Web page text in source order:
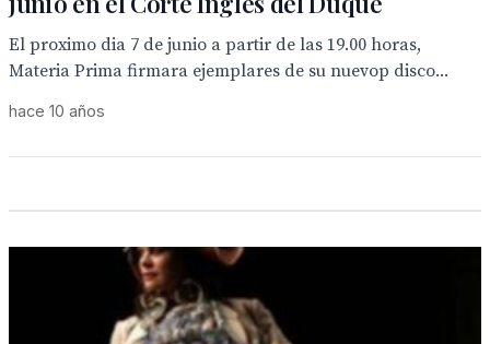
El proximo dia 7 de junio a partir de las 19.00 horas,
Materia Prima firmara ejemplares de su nuevop disco...
hace 10 años